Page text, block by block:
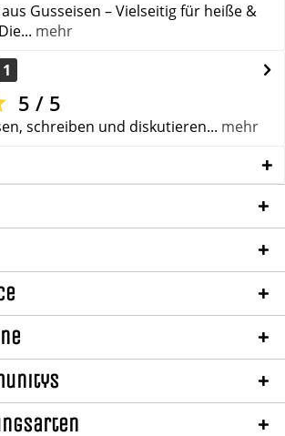
aus Gusseisen – Vielseitig für heiße &
mehr
1
5 / 5
schreiben und diskutieren... mehr